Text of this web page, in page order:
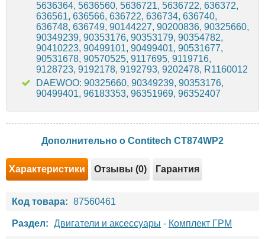
5636364, 5636560, 5636721, 5636722, 636372,
636561, 636566, 636722, 636734, 636740,
636748, 636749, 90144227, 90200836, 90325660,
90349239, 90353176, 90353179, 90354782,
90410223, 90499101, 90499401, 90531677,
90531678, 90570525, 9117695, 9119716,
9128723, 9192178, 9192793, 9202478, R1160012
DAEWOO: 90325660, 90349239, 90353176,
90499401, 96183353, 96351969, 96352407
Дополнительно о Contitech CT874WP2
Характеристики Отзывы (0) Гарантия
Код товара: 87560461
Раздел: Двигатели и аксессуары - Комплект ГРМ